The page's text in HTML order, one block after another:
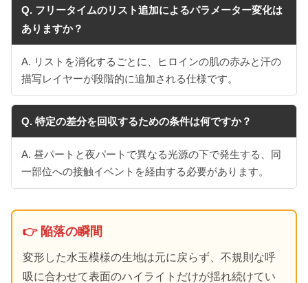
Q. フリータイムのリスト追加によるパラメーター変化は
ありますか？
A. リストを消化するごとに、ヒロインの肌の赤みと汗の
描写レイヤーが段階的に追加される仕様です。
Q. 特定の差分を回収するための条件は何ですか？
A. 昼パートと夜パートで異なる光源の下で発生する、同
一部位への接触イベントを経由する必要があります。
👉 陥落の瞬間
変形した水玉模様の生地は元に戻らず、不規則な呼
吸に合わせて表面のハイライトだけが揺れ続けてい